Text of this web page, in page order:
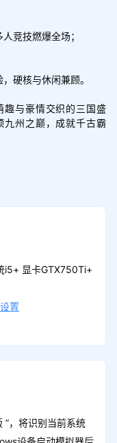
竞技燃爆全场；
硬核与休闲兼顾。
趣与豪情交织的三国盛
州之巅，成就千古霸
i5+ 显卡GTX750Ti+
置
，将识别当前系统